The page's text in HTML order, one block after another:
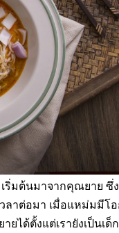
มต้นมาจากคุณยาย ซึ่
าต่อมา เมื่อแหม่มมีโ
ได้ตั้งแต่เรายังเป็นเด็